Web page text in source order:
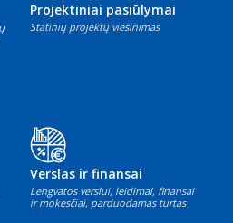
Projektiniai pasiūlymai
Statinių projektų viešinimas
Verslas ir finansai
Lengvatos verslui, leidimai, finansai
ir mokesčiai, parduodamas turtas